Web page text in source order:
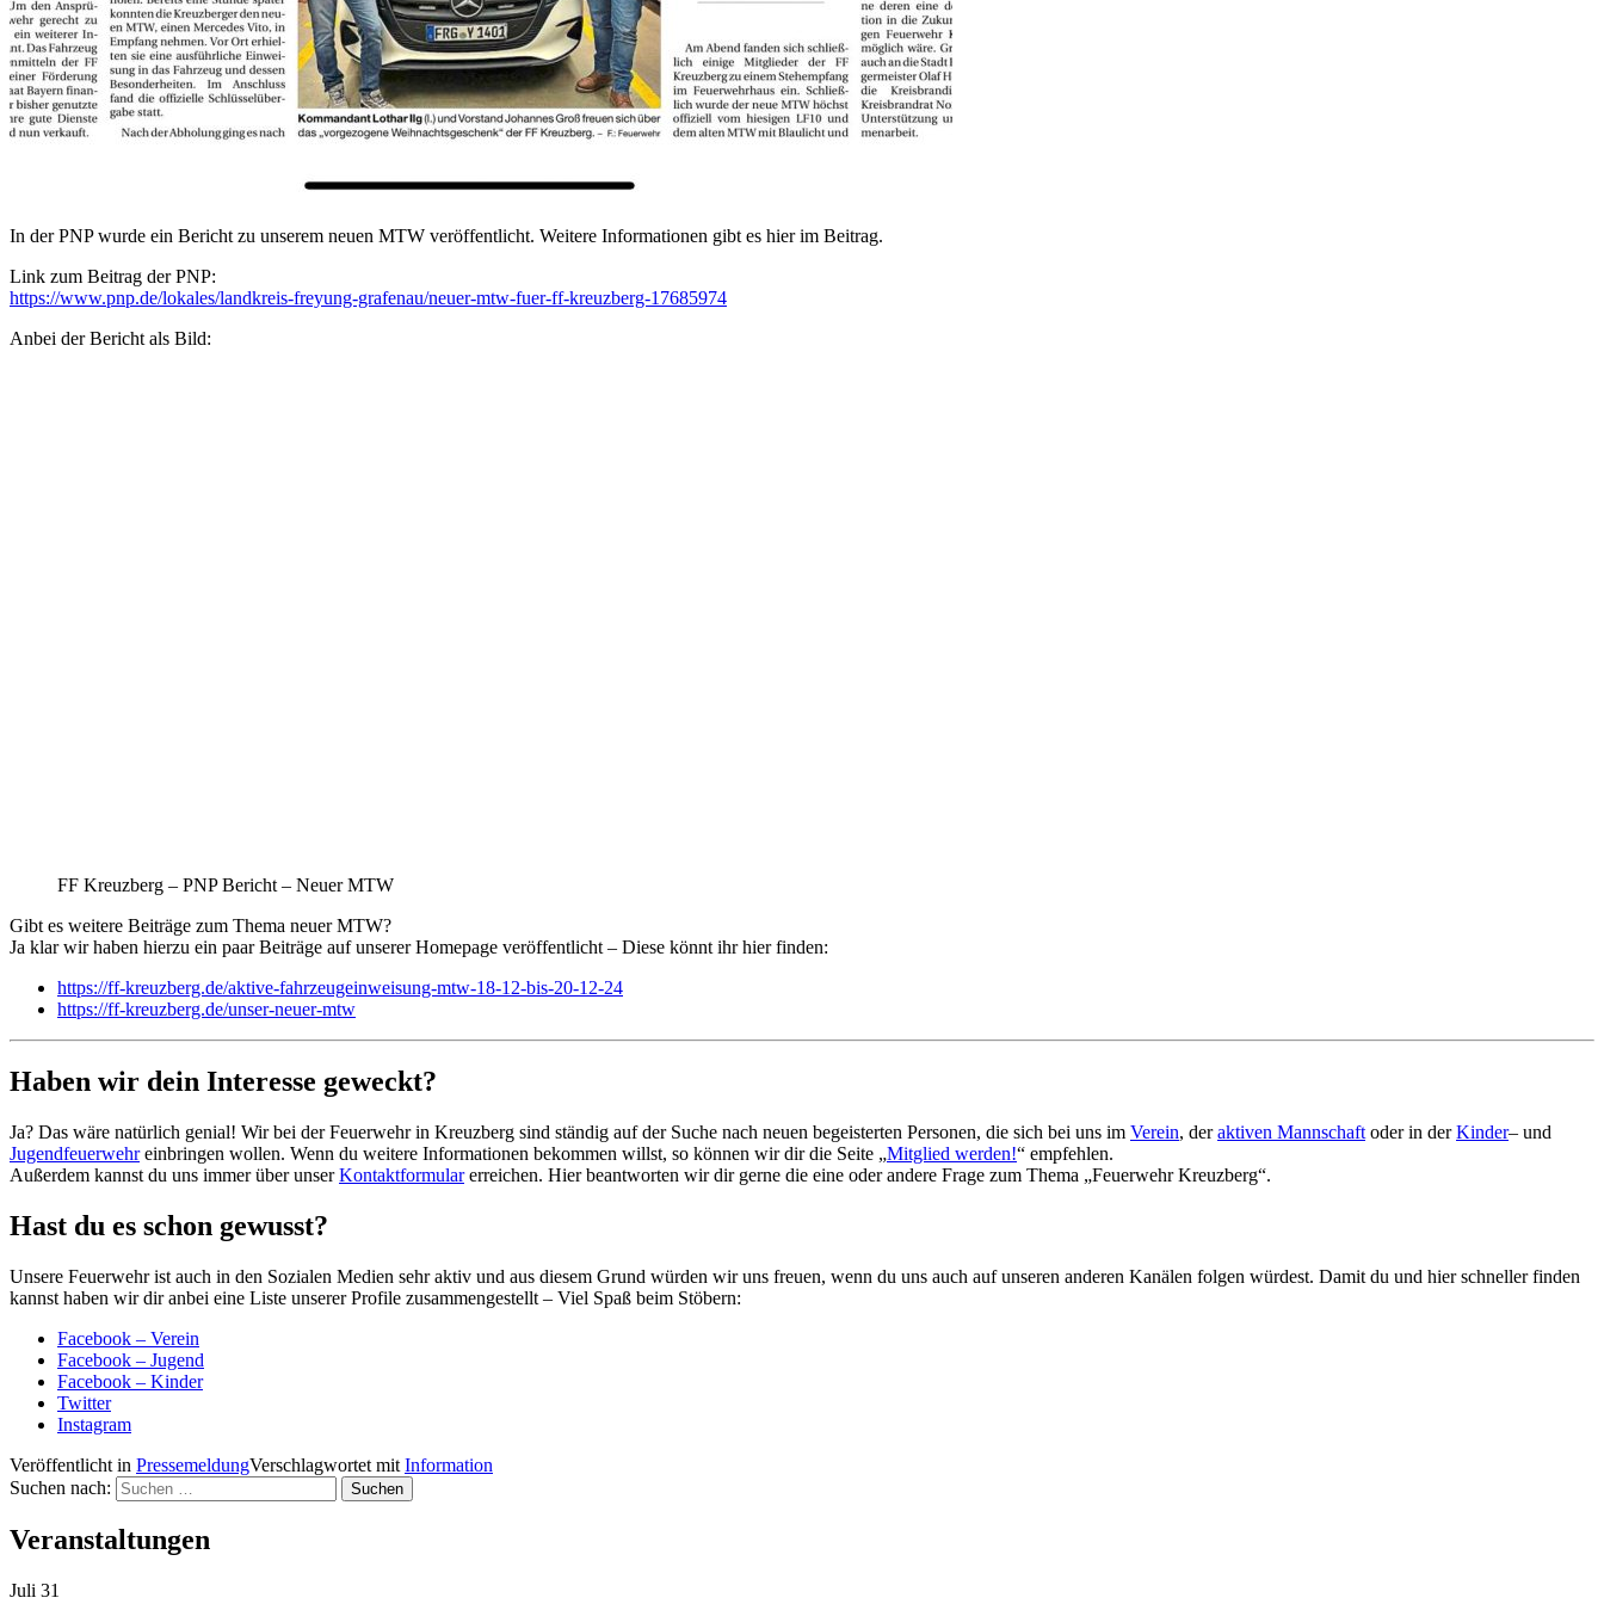
In der PNP wurde ein Bericht zu unserem neuen MTW veröffentlicht. Weitere Informationen gibt es hier im Beitrag.
Link zum Beitrag der PNP:
https://www.pnp.de/lokales/landkreis-freyung-grafenau/neuer-mtw-fuer-ff-kreuzberg-17685974
Anbei der Bericht als Bild:
FF Kreuzberg – PNP Bericht – Neuer MTW
Gibt es weitere Beiträge zum Thema neuer MTW?
Ja klar wir haben hierzu ein paar Beiträge auf unserer Homepage veröffentlicht – Diese könnt ihr hier finden:
https://ff-kreuzberg.de/aktive-fahrzeugeinweisung-mtw-18-12-bis-20-12-24
https://ff-kreuzberg.de/unser-neuer-mtw
Haben wir dein Interesse geweckt?
Ja? Das wäre natürlich genial! Wir bei der Feuerwehr in Kreuzberg sind ständig auf der Suche nach neuen begeisterten Personen, die sich bei uns im Verein, deraktiven Mannschaft oder in derKinder– und
Jugendfeuerwehreinbringen wollen. Wenn du weitere Informationen bekommen willst, so können wir dir die Seite „Mitglied werden!“ empfehlen.
Außerdem kannst du uns immer über unserKontaktformularerreichen. Hier beantworten wir dir gerne die eine oder andere Frage zum Thema „Feuerwehr Kreuzberg“.
Hast du es schon gewusst?
Unsere Feuerwehr ist auch in den Sozialen Medien sehr aktiv und aus diesem Grund würden wir uns freuen, wenn du uns auch auf unseren anderen Kanälen folgen würdest. Damit du und hier schneller finden
kannst haben wir dir anbei eine Liste unserer Profile zusammengestellt – Viel Spaß beim Stöbern:
Facebook – Verein
Facebook – Jugend
Facebook – Kinder
Twitter
Instagram
Veröffentlicht in PressemeldungVerschlagwortet mit Information
Suchen nach:
Veranstaltungen
Juli 31